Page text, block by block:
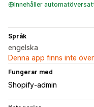
Innehåller
Språk
engelska
Denna app finns inte
Fungerar med
Shopify-admin